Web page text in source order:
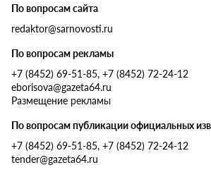
По вопросам сайта
redaktor@sarnovosti.ru
По вопросам рекламы
+7 (8452) 69-51-85, +7 (8452) 72-24-12
eborisova@gazeta64.ru
Размещение рекламы
По вопросам публикации официальных
+7 (8452) 69-51-85, +7 (8452) 72-24-12
tender@gazeta64.ru